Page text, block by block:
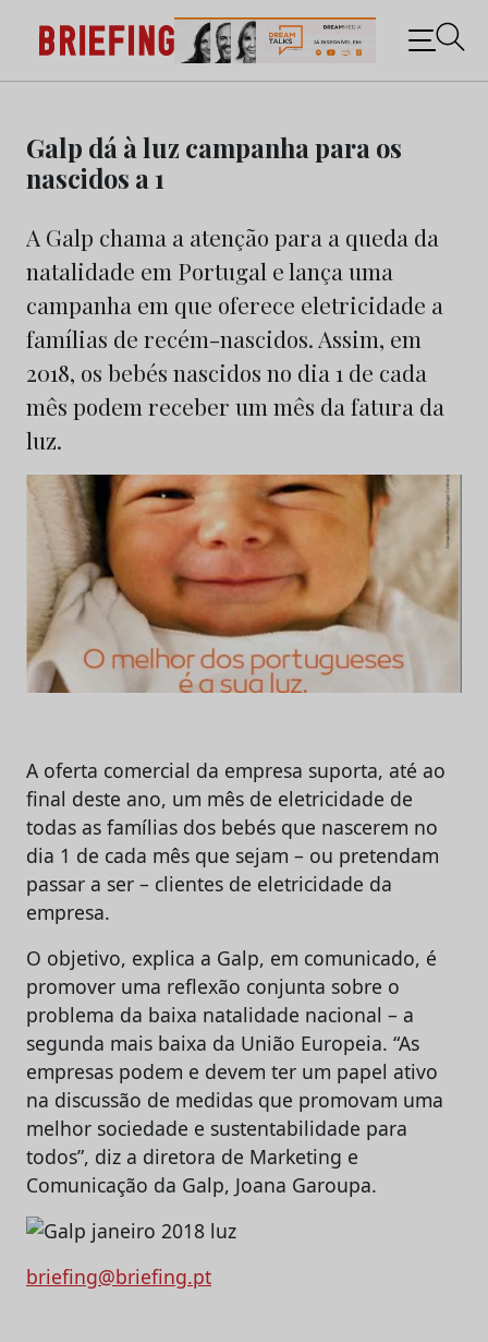
content
Briefing: Todas as notícias sobre os negócios do
Marketing e da Publicidade
Galp dá à luz campanha para os
nascidos a 1
A Galp chama a atenção para a queda da
natalidade em Portugal e lança uma
campanha em que oferece eletricidade a
famílias de recém-nascidos. Assim, em
2018, os bebés nascidos no dia 1 de cada
mês podem receber um mês da fatura da
luz.
A oferta comercial da empresa suporta, até ao
final deste ano, um mês de eletricidade de
todas as famílias dos bebés que nascerem no
dia 1 de cada mês que sejam – ou pretendam
passar a ser – clientes de eletricidade da
empresa.
O objetivo, explica a Galp, em comunicado, é
promover uma reflexão conjunta sobre o
problema da baixa natalidade nacional – a
segunda mais baixa da União Europeia. “As
empresas podem e devem ter um papel ativo
na discussão de medidas que promovam uma
melhor sociedade e sustentabilidade para
todos”, diz a diretora de Marketing e
Comunicação da Galp, Joana Garoupa.
briefing@briefing.pt